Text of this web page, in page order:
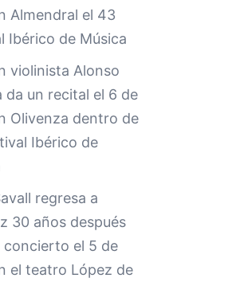
Almendral el 43
Ibérico de Música
violinista Alonso
da un recital el 6 de
Olivenza dentro de
Ibérico de
regresa a
30 años después
concierto el 5 de
el teatro López de